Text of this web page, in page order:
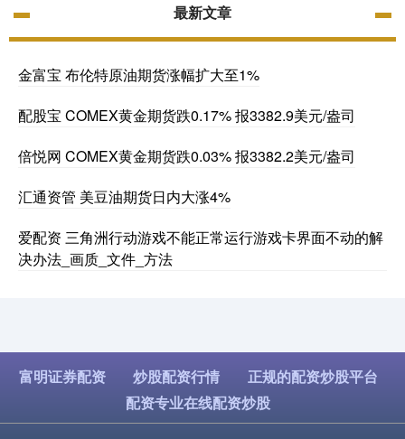
最新文章
金富宝 布伦特原油期货涨幅扩大至1%
配股宝 COMEX黄金期货跌0.17% 报3382.9美元/盎司
倍悦网 COMEX黄金期货跌0.03% 报3382.2美元/盎司
汇通资管 美豆油期货日内大涨4%
爱配资 三角洲行动游戏不能正常运行游戏卡界面不动的解
决办法_画质_文件_方法
富明证券配资 炒股配资行情
正规的配资炒股平台
配资专业在线配资炒股